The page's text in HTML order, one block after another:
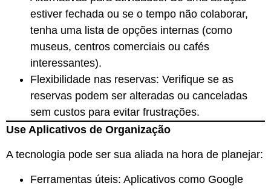
estiver fechada ou se o tempo não colaborar,
tenha uma lista de opções internas (como
museus, centros comerciais ou cafés
interessantes).
Flexibilidade nas reservas: Verifique se as
reservas podem ser alteradas ou canceladas
sem custos para evitar frustrações.
Use Aplicativos de Organização
A tecnologia pode ser sua aliada na hora de planejar:
Ferramentas úteis: Aplicativos como Google